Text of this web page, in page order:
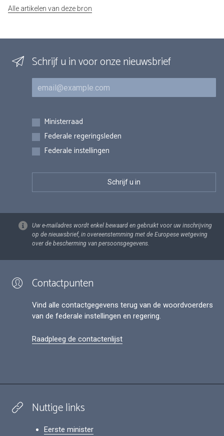
Alle artikelen van deze bron
Schrijf u in voor onze nieuwsbrief
E-mail
Inschrijvingen
Ministerraad
Federale regeringsleden
Federale instellingen
Uw e-mailadres wordt enkel bewaard en gebruikt voor uw inschrijving
op de nieuwsbrief, in overeenstemming met de Europese wetgeving
over de bescherming van persoonsgegevens.
Contactpunten
Vind alle contactgegevens terug van de woordvoerders
van de federale instellingen en regering.
Raadpleeg de contactenlijst
Nuttige links
Eerste minister